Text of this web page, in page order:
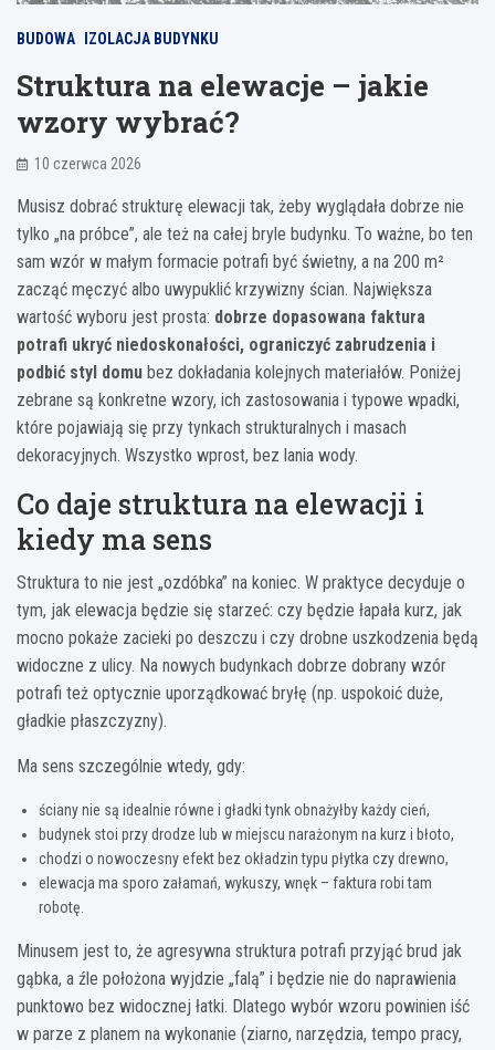
BUDOWA IZOLACJA BUDYNKU
Struktura na elewacje – jakie
wzory wybrać?
10 czerwca 2026
Musisz dobrać strukturę elewacji tak, żeby wyglądała dobrze nie
tylko „na próbce”, ale też na całej bryle budynku. To ważne, bo ten
sam wzór w małym formacie potrafi być świetny, a na 200 m²
zacząć męczyć albo uwypuklić krzywizny ścian. Największa
wartość wyboru jest prosta: dobrze dopasowana faktura
potrafi ukryć niedoskonałości, ograniczyć zabrudzenia i
podbić styl domu bez dokładania kolejnych materiałów. Poniżej
zebrane są konkretne wzory, ich zastosowania i typowe wpadki,
które pojawiają się przy tynkach strukturalnych i masach
dekoracyjnych. Wszystko wprost, bez lania wody.
Co daje struktura na elewacji i
kiedy ma sens
Struktura to nie jest „ozdóbka” na koniec. W praktyce decyduje o
tym, jak elewacja będzie się starzeć: czy będzie łapała kurz, jak
mocno pokaże zacieki po deszczu i czy drobne uszkodzenia będą
widoczne z ulicy. Na nowych budynkach dobrze dobrany wzór
potrafi też optycznie uporządkować bryłę (np. uspokoić duże,
gładkie płaszczyzny).
Ma sens szczególnie wtedy, gdy:
ściany nie są idealnie równe i gładki tynk obnażyłby każdy cień,
budynek stoi przy drodze lub w miejscu narażonym na kurz i błoto,
chodzi o nowoczesny efekt bez okładzin typu płytka czy drewno,
elewacja ma sporo załamań, wykuszy, wnęk – faktura robi tam
robotę.
Minusem jest to, że agresywna struktura potrafi przyjąć brud jak
gąbka, a źle położona wyjdzie „falą” i będzie nie do naprawienia
punktowo bez widocznej łatki. Dlatego wybór wzoru powinien iść
w parze z planem na wykonanie (ziarno, narzędzia, tempo pracy,